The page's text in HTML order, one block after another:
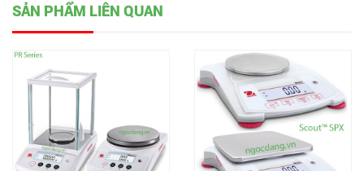
SẢN PHẨM LIÊN QUAN